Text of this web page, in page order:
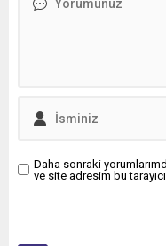
Daha sonraki
ve site adresim bu